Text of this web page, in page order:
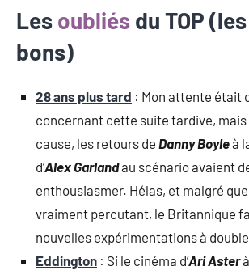
Les oubliés du TOP (les
bons)
28 ans plus tard : Mon attente était
concernant cette suite tardive,
cause, les retours de Danny Boyleà
d’Alex Garlandau scénario avaient
enthousiasmer. Hélas, et malgré
vraiment percutant, le Britannique
nouvelles expérimentations à
Eddington : Si le cinéma d’Ari Aster